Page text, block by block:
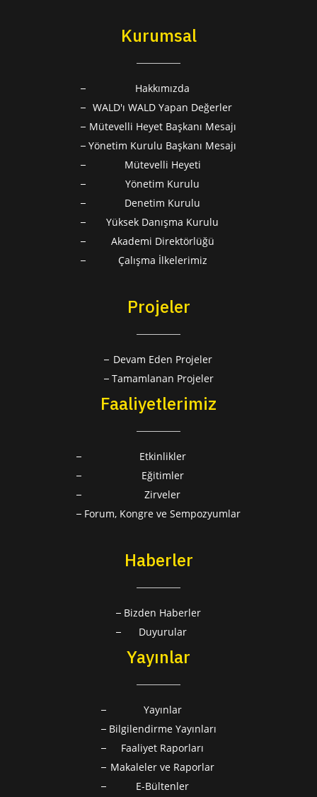
Kurumsal
Hakkımızda
WALD'ı WALD Yapan Değerler
Mütevelli Heyet Başkanı Mesajı
Yönetim Kurulu Başkanı Mesajı
Mütevelli Heyeti
Yönetim Kurulu
Denetim Kurulu
Yüksek Danışma Kurulu
Akademi Direktörlüğü
Çalışma İlkelerimiz
Projeler
Devam Eden Projeler
Tamamlanan Projeler
Faaliyetlerimiz
Etkinlikler
Eğitimler
Zirveler
Forum, Kongre ve Sempozyumlar
Haberler
Bizden Haberler
Duyurular
Yayınlar
Yayınlar
Bilgilendirme Yayınları
Faaliyet Raporları
Makaleler ve Raporlar
E-Bültenler